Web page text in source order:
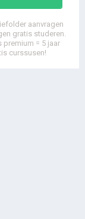
aanvragen
gratis studeren.
premium = 5 jaar
curssusen!